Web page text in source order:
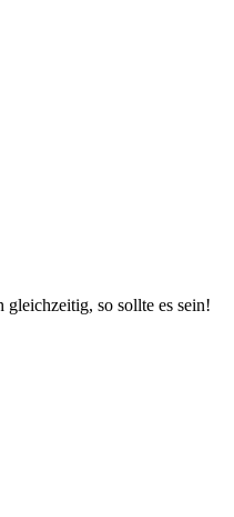
gleichzeitig, so sollte es sein!